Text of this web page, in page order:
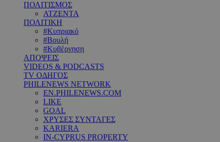
ΠΟΛΙΤΙΣΜΟΣ
ΑΤΖΕΝΤΑ
ΠΟΛΙΤΙΚΗ
#Κυπριακό
#Βουλή
#Κυβέρνηση
ΑΠΟΨΕΙΣ
VIDEOS & PODCASTS
TV ΟΔΗΓΟΣ
PHILENEWS NETWORK
EN.PHILENEWS.COM
LIKE
GOAL
ΧΡΥΣΕΣ ΣΥΝΤΑΓΕΣ
KARIERA
IN-CYPRUS PROPERTY